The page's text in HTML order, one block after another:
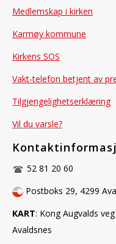
Medlemskap i kirken
Karmøy kommune
Kirkens SOS
Vakt-telefon betjent av
Tilgjengelighetserklæring
Vil du varsle?
52 81 20 60
Postboks 29, 4299
KART: Kong Augvalds
Avaldsnes